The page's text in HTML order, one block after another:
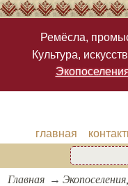
Ремёсла,
Культура,
главная
Главная